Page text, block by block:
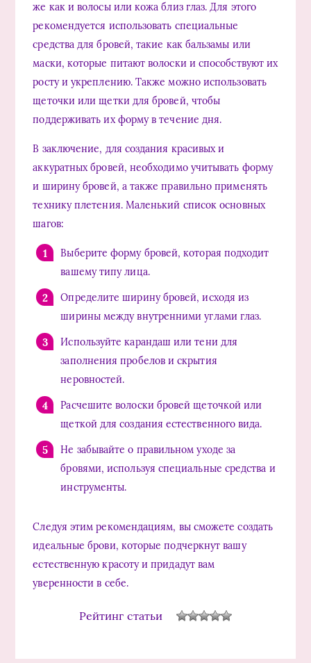
же как и волосы или кожа близ глаз. Для этого
рекомендуется использовать специальные
средства для бровей, такие как бальзамы или
маски, которые питают волоски и способствуют их
росту и укреплению. Также можно использовать
щеточки или щетки для бровей, чтобы
поддерживать их форму в течение дня.
В заключение, для создания красивых и
аккуратных бровей, необходимо учитывать форму
и ширину бровей, а также правильно применять
технику плетения. Маленький список основных
шагов:
Выберите форму бровей, которая подходит
вашему типу лица.
Определите ширину бровей, исходя из
ширины между внутренними углами глаз.
Используйте карандаш или тени для
заполнения пробелов и скрытия
неровностей.
Расчешите волоски бровей щеточкой или
щеткой для создания естественного вида.
Не забывайте о правильном уходе за
бровями, используя специальные средства и
инструменты.
Следуя этим рекомендациям, вы сможете создать
идеальные брови, которые подчеркнут вашу
естественную красоту и придадут вам
уверенности в себе.
Рейтинг статьи